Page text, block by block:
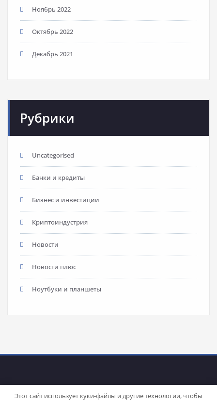
Ноябрь 2022
Октябрь 2022
Декабрь 2021
Рубрики
Uncategorised
Банки и кредиты
Бизнес и инвестиции
Криптоиндустрия
Новости
Новости плюс
Ноутбуки и планшеты
Этот сайт использует куки-файлы и другие технологии, чтобы